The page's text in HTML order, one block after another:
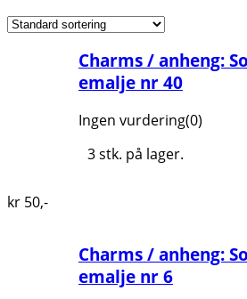
Charms / anheng:
emalje nr 40
Ingen vurdering(0)
3 stk. på lager.
kr 50,-
Charms / anheng:
emalje nr 6